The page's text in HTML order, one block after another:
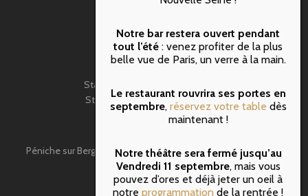
M4 : Cité
BATOBUS: N-Dame de Paris
Station N°5107 – rue de Pontoise
Station N°5009 – rue de Fouarre
BUS: 47- Lagrange
Péniche sur Berges,face au 3 quai de Montebello 75005 Paris
Tel: 01.43.54.08.08
Notre bar restera ouvert pendant
tout l’été : venez profiter de la plus
belle vue de Paris, un verre à la main.
Le restaurant rouvrira ses portes en
septembre, réservez votre table dès
maintenant !
Notre théâtre sera fermé jusqu’au
Vendredi 11 septembre, mais vous
pouvez d’ores et déjà jeter un oeil à
notre programmation de la rentrée !